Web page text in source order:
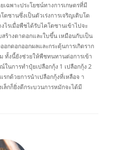
เฉพาะประโยชน์ทางการเกษตรที่มี
ซานซึ่งเป็นตัวเร่งการเจริญเติบโต
รเมื่อพืชได้รับไคโตซานเข้าไปจะ
ร้างตาดอกและใบขึ้น เหมือนกับเป็น
อกดอกออกผลและกระตุ้นการเกิดราก
ทั้งนี้ยังช่วยให้พืชทนทานต่อการเข้า
นการทำปุ๋ยเปลือกกุ้ง 1 เปลือกกุ้ง 2
กด้วยการนำเปลือกกุ้งที่เหลือจ า
ล็กก็ยิ่งดีกระบวนการหมักจะได้มี